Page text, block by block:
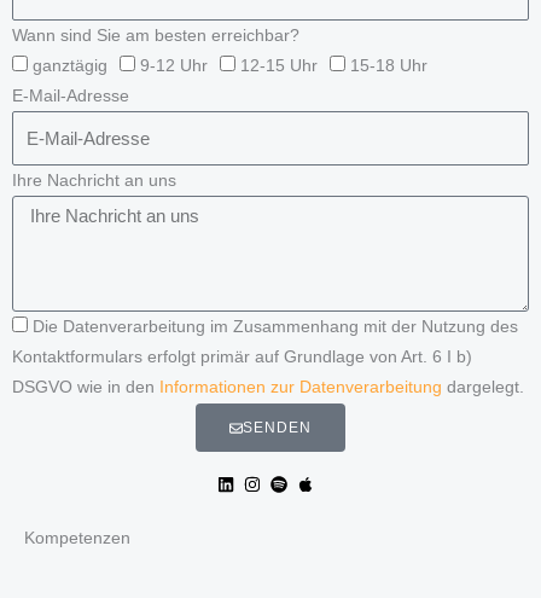
Wann sind Sie am besten erreichbar?
ganztägig
9-12 Uhr 12-15 Uhr
15-18 Uhr
E-Mail-Adresse
Ihre Nachricht an uns
Die Datenverarbeitung im Zusammenhang mit der Nutzung des
Kontaktformulars erfolgt primär auf Grundlage von Art. 6 I b)
DSGVO wie in den
Informationen zur Datenverarbeitung dargelegt.
SENDEN
Kompetenzen